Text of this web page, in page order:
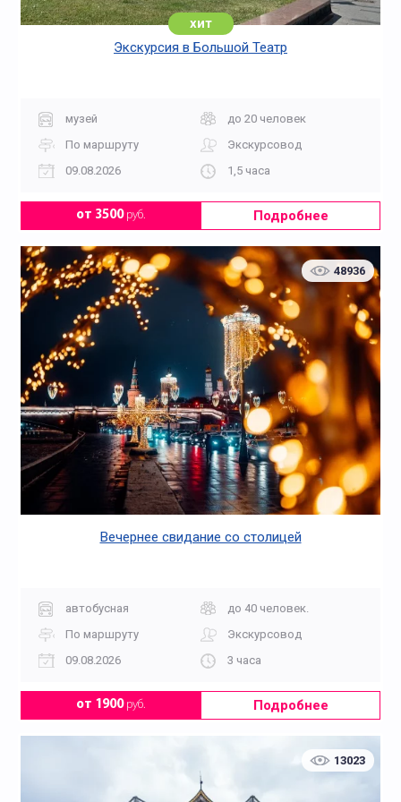
хит
Экскурсия в Большой Театр
музей
до 20 человек
По маршруту
Экскурсовод
09.08.2026
1,5 часа
от 3500руб. Подробнее
48936
Вечернее свидание со столицей
автобусная
до 40 человек.
По маршруту
Экскурсовод
09.08.2026
3 часа
от 1900руб. Подробнее
13023